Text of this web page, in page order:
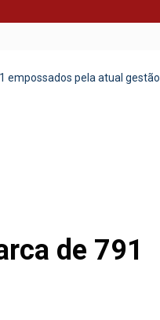
empossados pela atual gestão
de 791